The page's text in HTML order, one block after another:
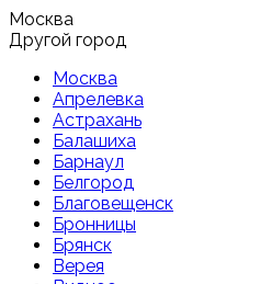
Москва
Другой город
Москва
Апрелевка
Астрахань
Балашиха
Барнаул
Белгород
Благовещенск
Бронницы
Брянск
Верея